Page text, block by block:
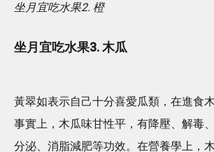
坐月宜吃水果2. 橙
坐月宜吃水果3. 木瓜
黃翠如表示自己十分喜愛瓜類，在進食
事實上，木瓜味甘性平，有降壓、解毒
分泌、消脂減肥等功效。在營養學上，